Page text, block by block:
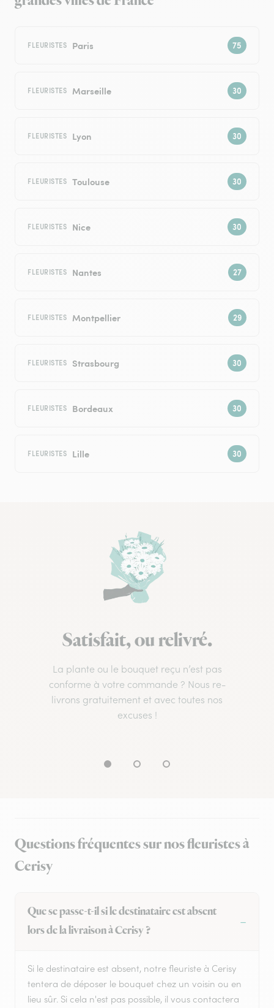
FLEURISTES Paris
FLEURISTES Marseille
FLEURISTES Lyon
FLEURISTES Toulouse
FLEURISTES Nice
FLEURISTES Nantes
FLEURISTES Montpellier
FLEURISTES Strasbourg
FLEURISTES Bordeaux
FLEURISTES Lille
Satisfait, ou relivré.
La plante ou le bouquet reçu n’est pas
conforme à votre commande ? Nous re-
livrons gratuitement et avec toutes nos
excuses !
Questions fréquentes sur nos fleuristes à
Cerisy
Que se passe-t-il si le destinataire est absent
lors de la livraison à Cerisy ?
Si le destinataire est absent, notre fleuriste à Cerisy
tentera de déposer le bouquet chez un voisin ou en
lieu sûr. Si cela n'est pas possible, il vous contactera